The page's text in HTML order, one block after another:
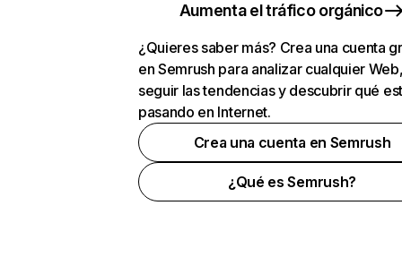
Aumenta el tráfico orgánico
¿Quieres saber más? Crea una cuenta
en Semrush para analizar cualquier
seguir las tendencias y descubrir qué
pasando en Internet.
Crea una cuenta en Semrush
¿Qué es Semrush?